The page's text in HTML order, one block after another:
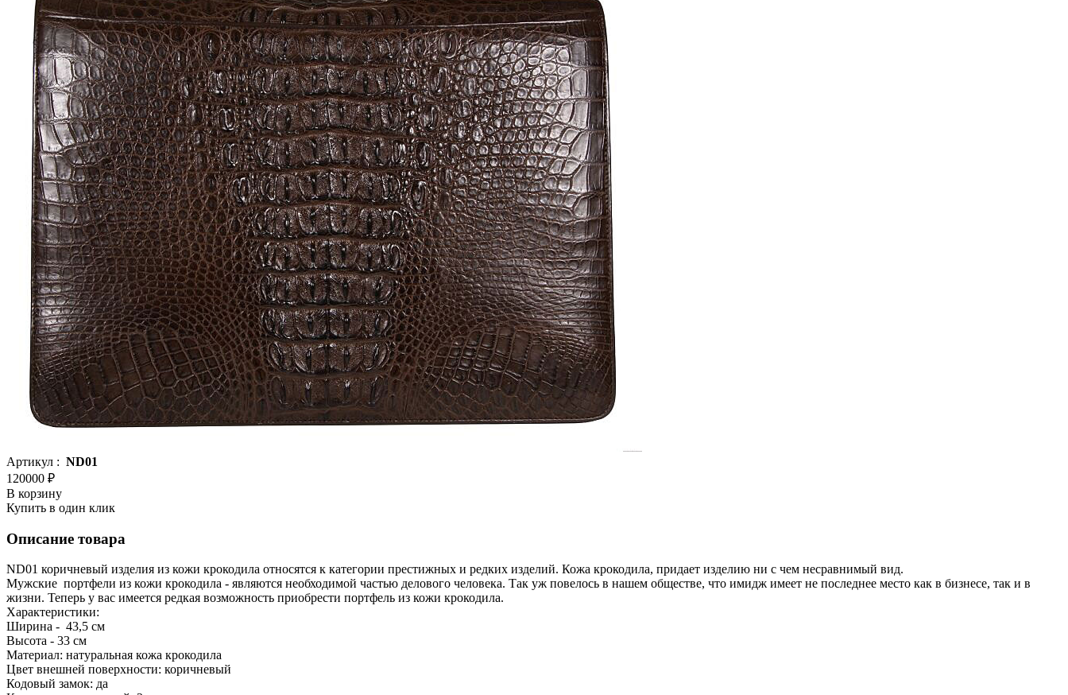
Артикул : ND01
120000 ₽
В корзину
Купить в один клик
Описание товара
ND01 коричневый изделия из кожи крокодила относятся к категории престижных и редких изделий. Кожа крокодила, придает изделию ни с чем несравнимый вид.
Мужские портфели из кожи крокодила - являются необходимой частью делового человека. Так уж повелось в нашем обществе, что имидж имеет не последнее место как в бизнесе, так и в
жизни. Теперь у вас имеется редкая возможность приобрести портфель из кожи крокодила.
Характеристики:
Ширина - 43,5 см
Высота - 33 см
Материал: натуральная кожа крокодила
Цвет внешней поверхности: коричневый
Кодовый замок: да